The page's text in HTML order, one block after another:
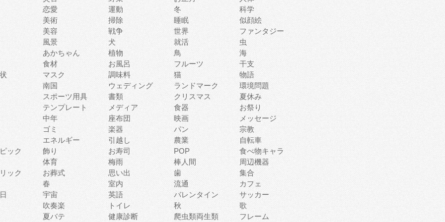
恋愛
運動 冬
科学
美術
掃除 睡眠
似顔絵
美容
戦争 世界
ファンタジー
風景
犬 就活
虫
あかちゃん
植物 鳥
海
食材
お風呂 フルーツ
干支
マスク 調味料 猫
物語
南国
ウェディング ランドマーク
環境問題
スポーツ用具
書類 クリスマス
夏休み
テンプレート
メディア 食器
お祭り
中年
座布団 映画
メッセージ
ゴミ
楽器 パン
宗教
エネルギー
引越し 農業
自転車
ック
飾り お寿司 POP
食べ物キャラ
体育
梅雨 棒人間
周辺機器
ック
お葬式 思い出 歯
集合
春
室内 流通
カフェ
宇宙 英語 バレンタイン
サッカー
吹奏楽
トイレ 秋
歌
夏バテ
健康診断 爬虫類両生類
フレーム